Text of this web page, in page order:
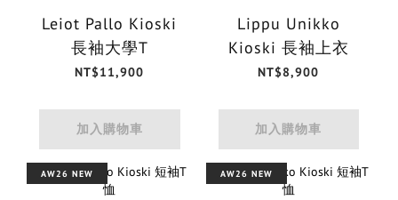
Leiot Pallo Kioski
長袖大學T
NT$11,900
加入購物車
Lippu Unikko
Kioski 長袖上衣
NT$8,900
加入購物車
AW26 NEW AW26 NEW